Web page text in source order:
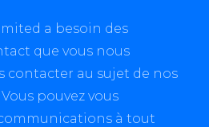
a besoin des
que vous nous
contacter au sujet de nos
pouvez vous
à tout